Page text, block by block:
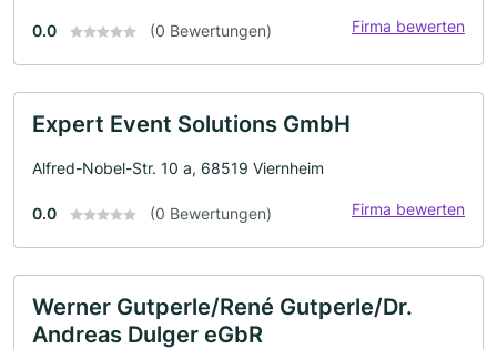
0.0 (0 Bewertungen) Firma bewerten
Expert Event Solutions GmbH
Alfred-Nobel-Str. 10 a, 68519 Viernheim
0.0 (0 Bewertungen) Firma bewerten
Werner Gutperle/René Gutperle/Dr.
Andreas Dulger eGbR